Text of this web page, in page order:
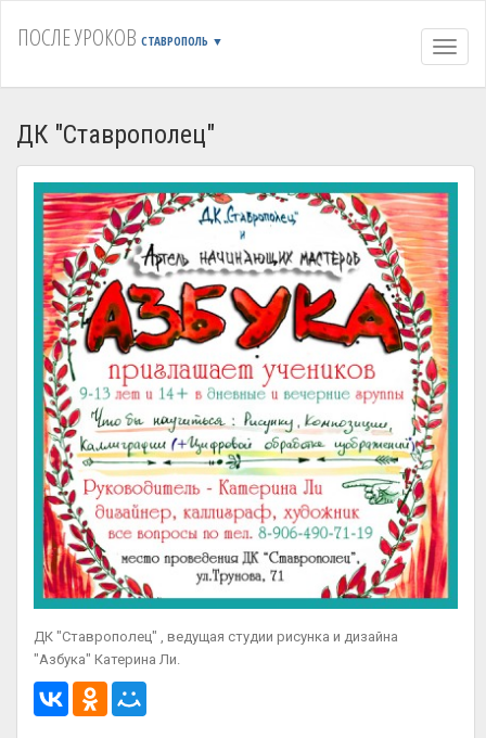
ПОСЛЕ УРОКОВ СТАВРОПОЛЬ ▼
ДК "Ставрополец"
ДК "Ставрополец" , ведущая студии рисунка и дизайна
"Азбука" Катерина Ли.